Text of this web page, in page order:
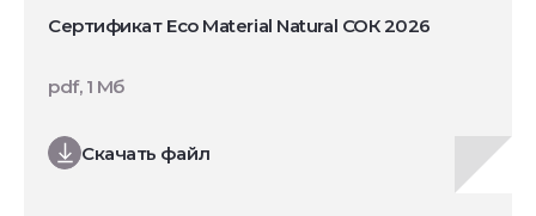
Сертификат Eco Material Natural СОК 2026
Скачать файл
pdf, 1 Мб